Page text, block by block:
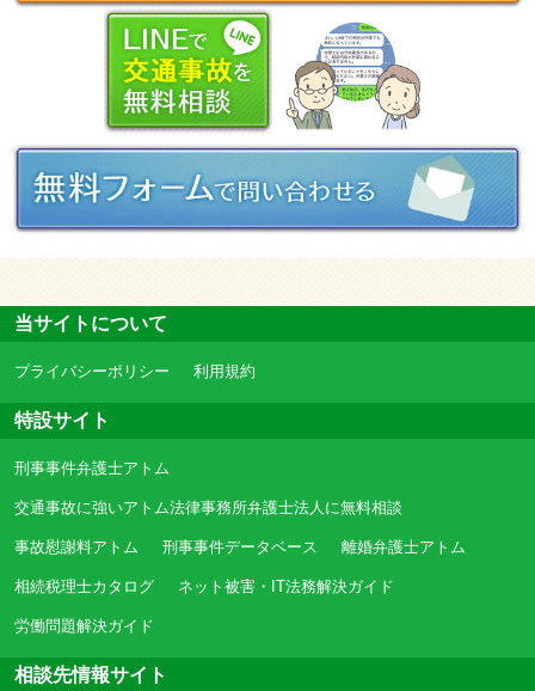
当サイトについて
プライバシーポリシー 利用規約
特設サイト
刑事事件弁護士アトム
交通事故に強いアトム法律事務所弁護士法人に無料相談
事故慰謝料アトム 刑事事件データベース 離婚弁護士アトム
相続税理士カタログ ネット被害・IT法務解決ガイド
労働問題解決ガイド
相談先情報サイト